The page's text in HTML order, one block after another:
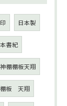
日本製
書紀
棚棚板天翔
板 天翔